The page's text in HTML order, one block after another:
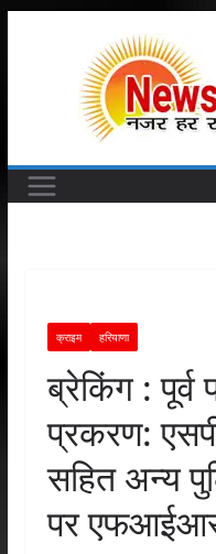
क्राइम हरियाणा
ब्रेकिंग : पूर्व
प्रकरण:
सहित अन्य
पर